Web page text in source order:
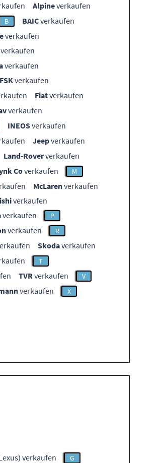
Alpineverkaufen
B BAICverkaufen
verkaufen
verkaufen
verkaufen
verkaufen
Fiatverkaufen
verkaufen
INEOSverkaufen
Jeepverkaufen
Land-Roververkaufen
Coverkaufen M
McLarenverkaufen
verkaufen
verkaufen P
verkaufen R
Skodaverkaufen
T
TVRverkaufen V
verkaufen X
verkaufen G